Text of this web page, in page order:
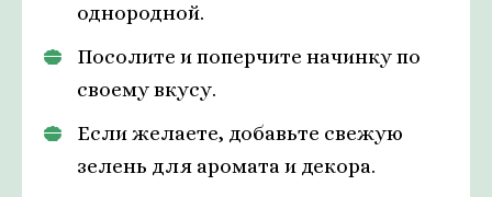
однородной.
Посолите и поперчите начинку по
своему вкусу.
Если желаете, добавьте свежую
зелень для аромата и декора.